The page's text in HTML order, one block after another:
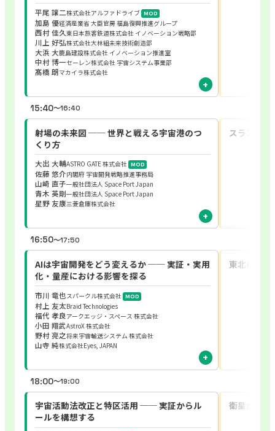
平尾 譲二株式会社アルファドライブ MOD
加島 優経済産業省 大臣官房 福島復興推進グループ
西村 佳久東日本旅客鉄道株式会社 イノベーション戦略部
川上 好弘株式会社大林組未来技術創造部
大浜 大鹿島建設株式会社 イノベーション推進室
中村 博一セーレン株式会社 宇宙システム事業部
髙橋 朗マカイラ株式会社
15:40〜16:40
射場の未来図 ── 世界と戦える宇宙港のつ
くり方
大出 大輔ASTRO GATE 株式会社 MOD
佐藤 悠介内閣府 宇宙開発戦略推進事務局
山崎 直子一般社団法人 Space Port Japan
青木 英剛一般社団法人 Space Port Japan
星野 友康三菱倉庫株式会社
スラスタ
16:50〜17:50
AIは宇宙開発をどう変えるか ── 実証・実用
化・量産における影響を探る
市川 竜也スパークル株式会社 MOD
村上 友太Braid Technologies
福代 孝良 アークエッジ・スペース 株式会社
小田 翔武AstroX 株式会社
野村 亮之将来宇宙輸送システム 株式会社
山寺 純株式会社Eyes, JAPAN
東北はひ
18:00〜19:00
宇宙活動法改正と特区活用 ── 実証からル
ールを構想する
衛星が量